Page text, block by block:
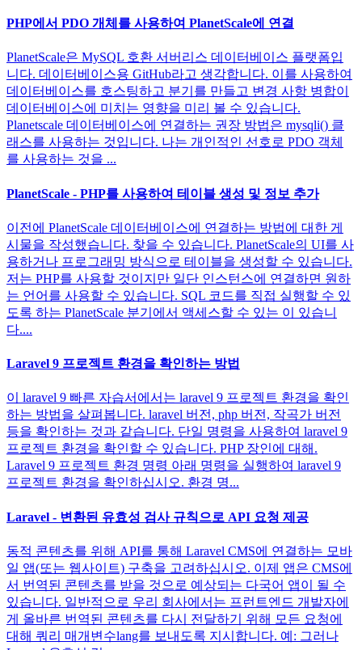
PHP에서 PDO 개체를 사용하여 PlanetScale에 연결
PlanetScale은 MySQL 호환 서버리스 데이터베이스 플랫폼입
니다. 데이터베이스용 GitHub라고 생각합니다. 이를 사용하여
데이터베이스를 호스팅하고 분기를 만들고 변경 사항 병합이
데이터베이스에 미치는 영향을 미리 볼 수 있습니다.
Planetscale 데이터베이스에 연결하는 권장 방법은 mysqli() 클
래스를 사용하는 것입니다. 나는 개인적인 선호로 PDO 객체
를 사용하는 것을 ...
PlanetScale - PHP를 사용하여 테이블 생성 및 정보 추가
이전에 PlanetScale 데이터베이스에 연결하는 방법에 대한 게
시물을 작성했습니다. 찾을 수 있습니다. PlanetScale의 UI를 사
용하거나 프로그래밍 방식으로 테이블을 생성할 수 있습니다.
저는 PHP를 사용할 것이지만 일단 인스턴스에 연결하면 원하
는 언어를 사용할 수 있습니다. SQL 코드를 직접 실행할 수 있
도록 하는 PlanetScale 분기에서 액세스할 수 있는 이 있습니
다....
Laravel 9 프로젝트 환경을 확인하는 방법
이 laravel 9 빠른 자습서에서는 laravel 9 프로젝트 환경을 확인
하는 방법을 살펴봅니다. laravel 버전, php 버전, 작곡가 버전
등을 확인하는 것과 같습니다. 단일 명령을 사용하여 laravel 9
프로젝트 환경을 확인할 수 있습니다. PHP 장인에 대해.
Laravel 9 프로젝트 환경 명령 아래 명령을 실행하여 laravel 9
프로젝트 환경을 확인하십시오. 환경 명...
Laravel - 변환된 유효성 검사 규칙으로 API 요청 제공
동적 콘텐츠를 위해 API를 통해 Laravel CMS에 연결하는 모바
일 앱(또는 웹사이트) 구축을 고려하십시오. 이제 앱은 CMS에
서 번역된 콘텐츠를 받을 것으로 예상되는 다국어 앱이 될 수
있습니다. 일반적으로 우리 회사에서는 프런트엔드 개발자에
게 올바른 번역된 콘텐츠를 다시 전달하기 위해 모든 요청에
대해 쿼리 매개변수lang를 보내도록 지시합니다. 예: 그러나